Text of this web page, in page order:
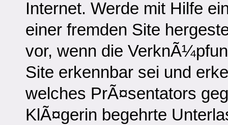
Internet. Werde mit Hilfe
einer fremden Site
vor, wenn die
Site erkennbar sei und
welches PrÃ¤sentators
KlÃ¤gerin begehrte